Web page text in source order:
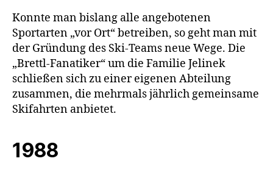
Konnte man bislang alle angebotenen
Sportarten „vor Ort“ betreiben, so geht man mit
der Gründung des Ski-Teams neue Wege. Die
„Brettl-Fanatiker“ um die Familie Jelinek
schließen sich zu einer eigenen Abteilung
zusammen, die mehrmals jährlich gemeinsame
Skifahrten anbietet.
1988